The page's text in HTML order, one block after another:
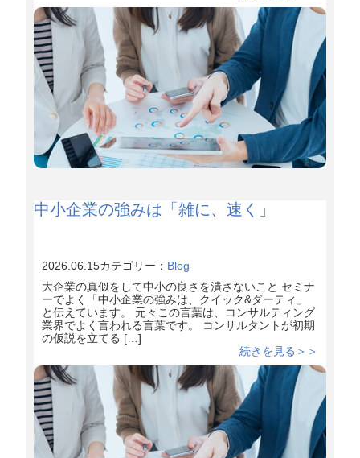
中小企業の強みは「雑に、速く」
2026.06.15カテゴリー： Blog
大企業の真似をして中小の良さを潰さないこと セミナ
ーでよく「中小企業の強みは、クイック&ダーティ」
と伝えています。 元々この言葉は、コンサルティング
業界でよく言われる言葉です。 コンサルタントが初期
の仮説を立てる […]
続きを見る＞＞